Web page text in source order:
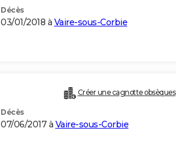
Décès
03/01/2018 à Vaire-sous-Corbie
Créer une cagnotte obsèques
Décès
07/06/2017 à Vaire-sous-Corbie